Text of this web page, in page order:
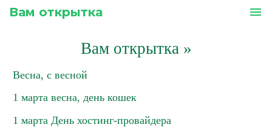
Вам открытка menu
Вам открытка»
Весна, с весной
1 марта весна, день кошек
1 марта День хостинг-провайдера